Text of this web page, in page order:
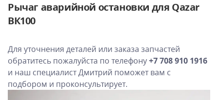
Рычаг аварийной остановки для Qazar
ВК100
Для уточнения деталей или заказа запчастей
обратитесь пожалуйста по телефону+7 708 910 1916
и наш специалист Дмитрий поможет вам с
подбором и проконсультирует.